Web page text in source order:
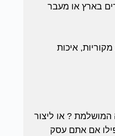
בארץ או מעבר
איכות
? או ליצור
אם אתם עסק